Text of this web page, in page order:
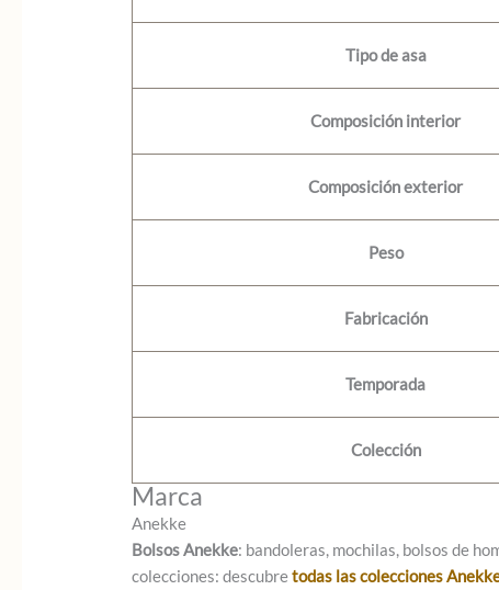
Tipo de asa
Composición interior
Composición exterior
Peso
Fabricación
Temporada
Colección
Marca
Anekke
Bolsos Anekke: bandoleras, mochilas, bolsos de
colecciones: descubretodas las colecciones